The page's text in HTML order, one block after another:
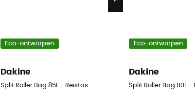
Eco-ontworpen
Dakine
Split Roller Bag 85L - Reistas
Eco-ontworpen
Dakine
Split Roller Bag 110L -